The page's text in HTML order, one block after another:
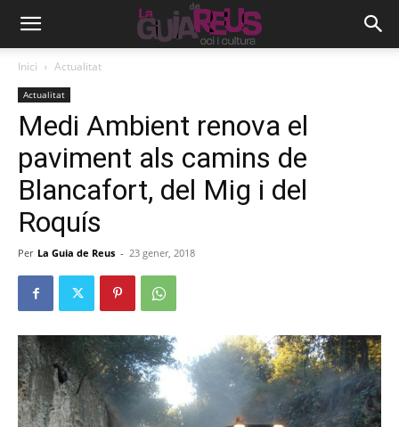
Inici Actualitat
Actualitat
Medi Ambient renova el
paviment als camins de
Blancafort, del Mig i del
Roquís
Per La Guia de Reus - 23 gener, 2018